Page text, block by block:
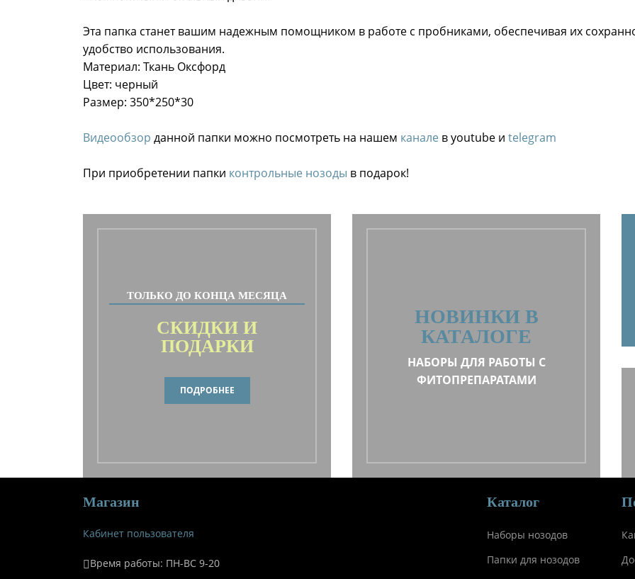
Эта папка станет вашим надежным помощником в работе с пробниками, обеспечивая их
удобство использования.
Материал: Ткань Оксфорд
Цвет: черный
Размер: 350*250*30
Видеообзор данной папки можно посмотреть на нашем канале в youtube и telegram
При приобретении папки контрольные нозоды в подарок!
ТОЛЬКО ДО КОНЦА МЕСЯЦА
СКИДКИ И
ПОДАРКИ
ПОДРОБНЕЕ
НОВИНКИ В
КАТАЛОГЕ
НАБОРЫ ДЛЯ РАБОТЫ С
ФИТОПРЕПАРАТАМИ
Магазин
Кабинет пользователя
Время работы: ПН-ВС 9-20
Каталог
Наборы нозодов
Папки для нозодов